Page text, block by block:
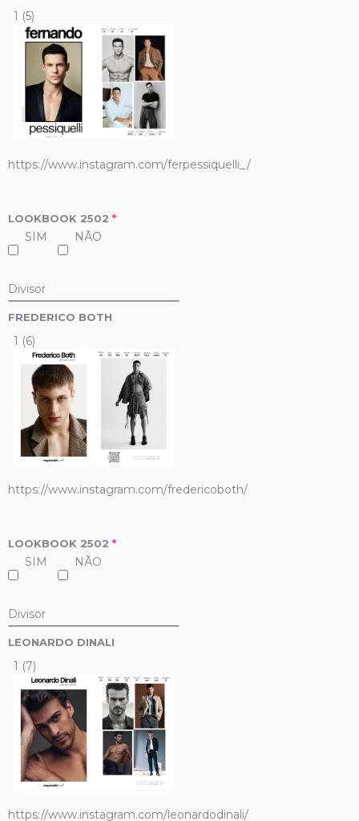
1 (5)
https://www.instagram.com/ferpessiquelli_/
LOOKBOOK 2502 *
SIM NÃO
Divisor
FREDERICO BOTH
1 (6)
https://www.instagram.com/fredericoboth/
LOOKBOOK 2502 *
SIM NÃO
Divisor
LEONARDO DINALI
1 (7)
https://www.instagram.com/leonardodinali/